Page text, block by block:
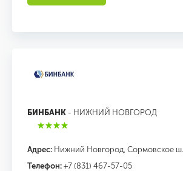
БИНБАНК - НИЖНИЙ НОВГОРОД
Адрес: Нижний Новгород, Сормовское
Телефон: +7 (831) 467-57-05